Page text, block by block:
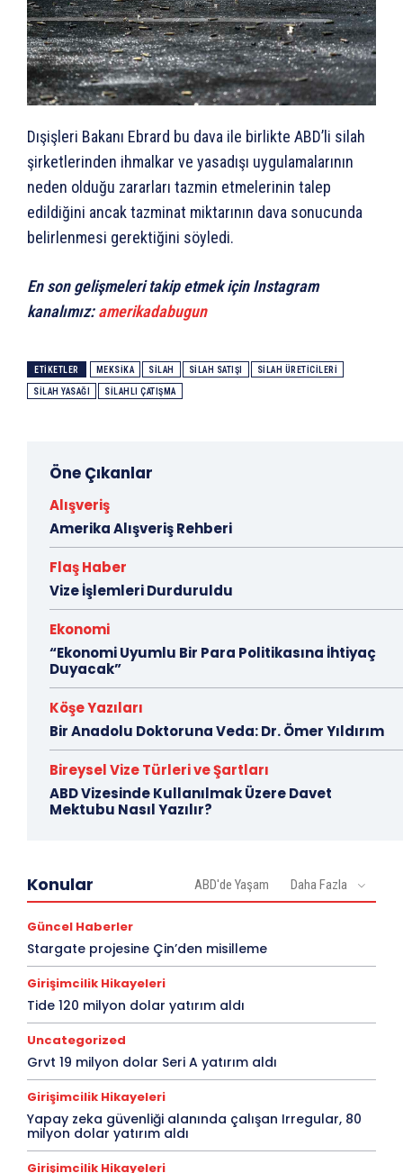
Dışişleri Bakanı Ebrard bu dava ile birlikte ABD’li silah
şirketlerinden ihmalkar ve yasadışı uygulamalarının
neden olduğu zararları tazmin etmelerinin talep
edildiğini ancak tazminat miktarının dava sonucunda
belirlenmesi gerektiğini söyledi.
En son gelişmeleri takip etmek için Instagram
kanalımız:amerikadabugun
ETIKETLER MEKSIKA SILAH SILAH SATIŞI SILAH ÜRETICILERI
SILAH YASAĞI SILAHLI ÇATIŞMA
Öne Çıkanlar
Alışveriş
Amerika Alışveriş Rehberi
Flaş Haber
Vize İşlemleri Durduruldu
Ekonomi
“Ekonomi Uyumlu Bir Para Politikasına İhtiyaç
Duyacak”
Köşe Yazıları
Bir Anadolu Doktoruna Veda: Dr. Ömer Yıldırım
Bireysel Vize Türleri ve Şartları
ABD Vizesinde Kullanılmak Üzere Davet
Mektubu Nasıl Yazılır?
Konular ABD'de Yaşam Daha Fazla
Güncel Haberler
Stargate projesine Çin’den misilleme
Girişimcilik Hikayeleri
Tide 120 milyon dolar yatırım aldı
Uncategorized
Grvt 19 milyon dolar Seri A yatırım aldı
Girişimcilik Hikayeleri
Yapay zeka güvenliği alanında çalışan Irregular, 80
milyon dolar yatırım aldı
Girişimcilik Hikayeleri